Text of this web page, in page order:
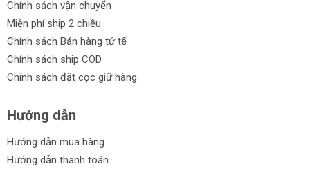
Chính sách vận chuyển
Miễn phí ship 2 chiều
Chính sách Bán hàng tử tế
Chính sách ship COD
Chính sách đặt cọc giữ hàng
Hướng dẫn
Hướng dẫn mua hàng
Hướng dẫn thanh toán